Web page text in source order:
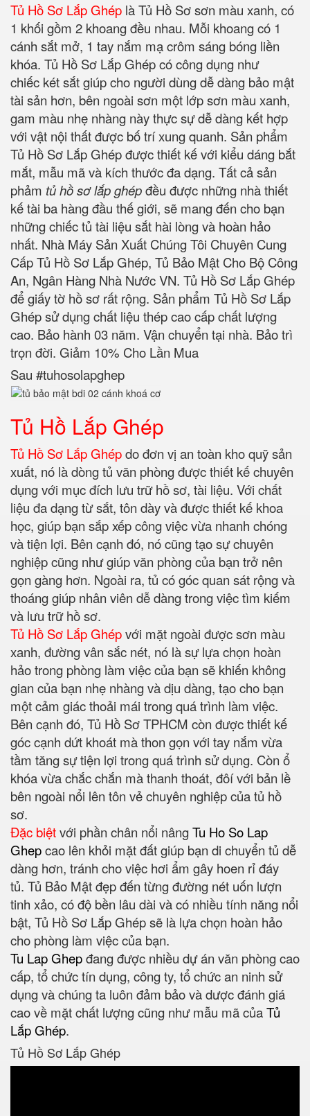
Tủ Hồ Sơ Lắp Ghép là Tủ Hồ Sơ sơn màu xanh, có
1 khối gồm 2 khoang đều nhau. Mỗi khoang có 1
cánh sắt mở, 1 tay nắm mạ crôm sáng bóng liền
khóa. Tủ Hồ Sơ Lắp Ghép có công dụng như
chiếc két sắt giúp cho người dùng dễ dàng bảo mật
tài sản hơn, bên ngoài sơn một lớp sơn màu xanh,
gam màu nhẹ nhàng này thực sự dễ dàng kết hợp
với vật nội thất được bố trí xung quanh. Sản phẩm
Tủ Hồ Sơ Lắp Ghép được thiết kế với kiểu dáng bắt
mắt, mẫu mã và kích thước đa dạng. Tất cả sản
phảm tủ hồ sơ lắp ghépđều được những nhà thiết
kế tài ba hàng đầu thế giới, sẽ mang đến cho bạn
những chiếc tủ tài liệu sắt hài lòng và hoàn hảo
nhất. Nhà Máy Sản Xuất Chúng Tôi Chuyên Cung
Cấp Tủ Hồ Sơ Lắp Ghép, Tủ Bảo Mật Cho Bộ Công
An, Ngân Hàng Nhà Nước VN. Tủ Hồ Sơ Lắp Ghép
để giấy tờ hồ sơ rất rộng. Sản phẩm Tủ Hồ Sơ Lắp
Ghép sử dụng chất liệu thép cao cấp chất lượng
cao. Bảo hành 03 năm. Vận chuyển tại nhà. Bảo trì
trọn đời. Giảm 10% Cho Lần Mua
Sau #tuhosolapghep
Tủ Hồ Lắp Ghép
Tủ Hồ Sơ Lắp Ghépdo đơn vị an toàn kho quỹ sản
xuất, nó là dòng tủ văn phòng được thiết kế chuyên
dụng với mục đích lưu trữ hồ sơ, tài liệu. Với chất
liệu đa dạng từ sắt, tôn dày và được thiết kế khoa
học, giúp bạn sắp xếp công việc vừa nhanh chóng
và tiện lợi. Bên cạnh đó, nó cũng tạo sự chuyên
nghiệp cũng như giúp văn phòng của bạn trở nên
gọn gàng hơn. Ngoài ra, tủ có góc quan sát rộng và
thoáng giúp nhân viên dễ dàng trong việc tìm kiếm
và lưu trữ hồ sơ.
Tủ Hồ Sơ Lắp Ghépvới mặt ngoài được sơn màu
xanh, đường vân sắc nét, nó là sự lựa chọn hoàn
hảo trong phòng làm việc của bạn sẽ khiến không
gian của bạn nhẹ nhàng và dịu dàng, tạo cho bạn
một cảm giác thoải mái trong quá trình làm việc.
Bên cạnh đó, Tủ Hồ Sơ TPHCM còn được thiết kế
góc cạnh dứt khoát mà thon gọn với tay nắm vừa
tầm tăng sự tiện lợi trong quá trình sử dụng. Còn ổ
khóa vừa chắc chắn mà thanh thoát, đôí với bản lề
bên ngoài nổi lên tôn vẻ chuyên nghiệp của tủ hồ
sơ.
Đặc biệtvới phần chân nổi nângTu Ho So Lap
Ghepcao lên khỏi mặt đất giúp bạn di chuyển tủ dễ
dàng hơn, tránh cho việc hơi ẩm gây hoen rỉ đáy
tủ. Tủ Bảo Mật đẹp đến từng đường nét uốn lượn
tinh xảo, có độ bền lâu dài và có nhiều tính năng nổi
bật, Tủ Hồ Sơ Lắp Ghép sẽ là lựa chọn hoàn hảo
cho phòng làm việc của bạn.
Tu Lap Ghepđang được nhiều dự án văn phòng cao
cấp, tổ chức tín dụng, công ty, tổ chức an ninh sử
dụng và chúng ta luôn đảm bảo và dược đánh giá
cao về mặt chất lượng cũng như mẫu mã củaTủ
Lắp Ghép.
Tủ Hồ Sơ Lắp Ghép